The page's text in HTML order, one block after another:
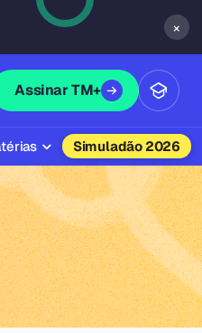
×
Assinar TM+
Simuladão 2026